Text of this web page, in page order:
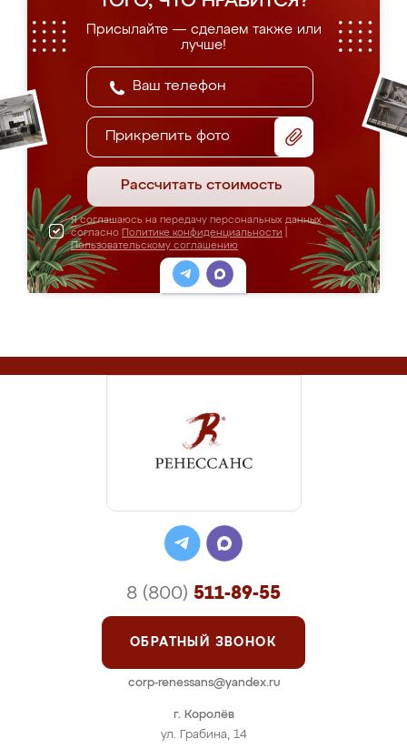
Присылайте — сделаем также или
лучше!
Прикрепить фото
Рассчитать стоимость
Я соглашаюсь на передачу персональных данных
согласно Политике конфиденциальности
Пользовательскому соглашению
г. Королёв
ул. Грабина, 14
8 (800) 511-89-55
ОБРАТНЫЙ ЗВОНОК
corp-renessans@yandex.ru